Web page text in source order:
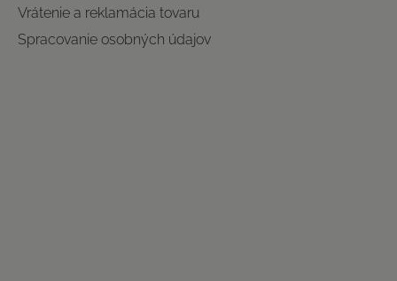
Vrátenie a reklamácia tovaru
Spracovanie osobných údajov